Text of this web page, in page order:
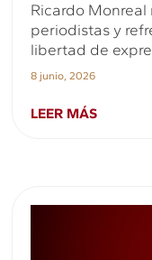
Ricardo
periodistas y
libertad de
8 junio, 2026
LEER MÁS